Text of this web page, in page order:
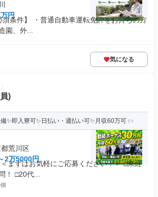
円
須条件】 ・普通自動車運転免許をお持ちの方
園、外...
気になる
)
✨即入寮可✨日払い・週払い可✨月収60万可
荒川区
2万5000円
まずはお気軽にご応募ください！＞ □未経
！ □20代...